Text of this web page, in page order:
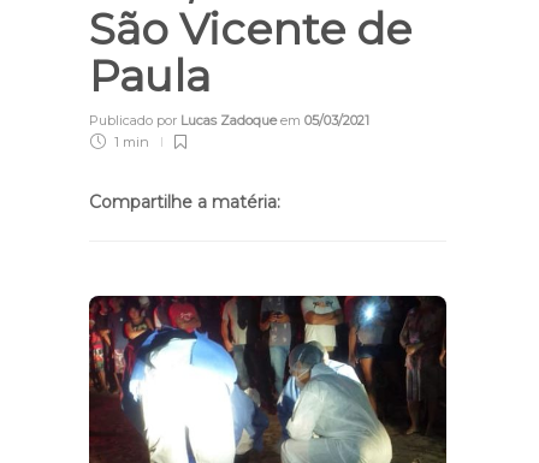
São Vicente de
Paula
Publicado por Lucas Zadoqueem 05/03/2021
1 min
Compartilhe a matéria: